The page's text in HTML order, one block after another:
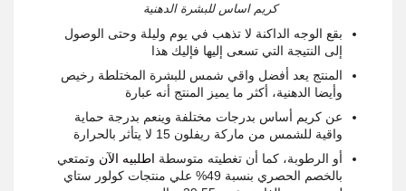
كريم اساس للبشرة الدهنية
بقع الوجه الداكنة لا تذهب في يوم وليلة وحتى الوصول
إلى النتيجة التي تسعى إليها فإليك هذا
المنتج يعد أفضل واقي شمس للبشرة المختلطة رخيص
وأيضا الدهنية، أكثر ما يميز المنتج أنه عبارة
عن كريم أساس بدرجات مختلفة وينعم بدرجة حماية
واقية للشمس من ماركة ريفلون 15 لا يتأثر بالحرارة
أو الرطوبة، كما أن تغطيته متوسطة اطلبيه الآن وتمتعي
بالخصم الحصري بنسبة 49% علي منتجات كولور ستاي